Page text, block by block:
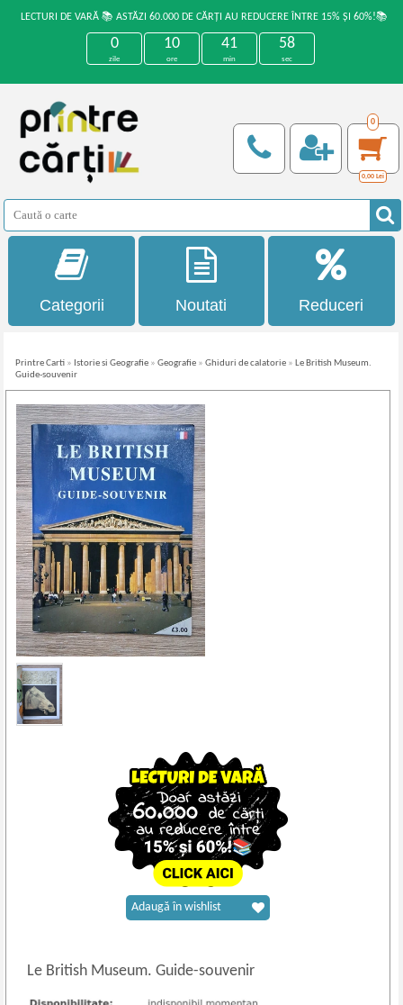
LECTURI DE VARĂ 📚 ASTĂZI 60.000 DE CĂRȚI AU REDUCERE ÎNTRE 15% ȘI 60%!📚
0
zile
10
ore
41
min
58
sec
0
0,00 Lei
Categorii Noutati Reduceri
Printre Carti » Istorie si Geografie »Geografie »Ghiduri de calatorie » Le British Museum.
Guide-souvenir
Le British Museum. Guide-souvenir
Adaugă în wishlist